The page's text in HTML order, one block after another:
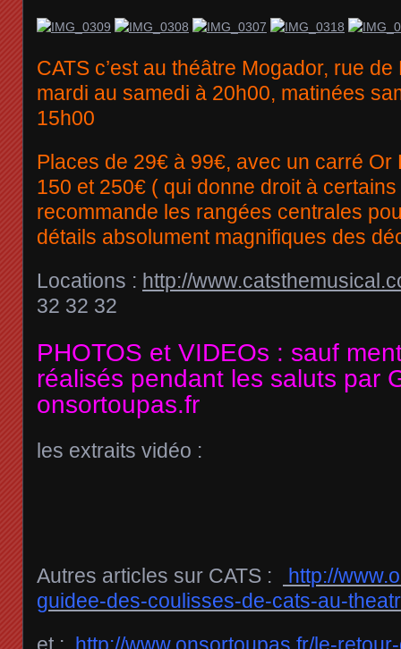
CATS c’est au théâtre Mogador, rue
mardi au samedi à 20h00, matinées
15h00
Places de 29€ à 99€, avec un carré Or
150 et 250€ ( qui donne droit à
recommande les rangées centrales
détails absolument magnifiques des
Locations : http://
32 32 32
PHOTOS et VIDEOs : sauf
réalisés pendant les saluts par
onsortoupas.fr
les extraits vidéo :
Autres articles sur CATS :
http://
guidee-des-coulisses-de-cats-au-